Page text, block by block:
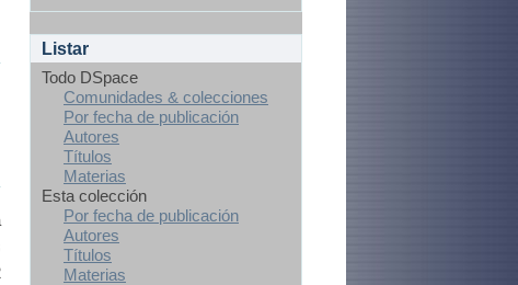
Listar
Todo DSpace
Comunidades & colecciones
Por fecha de publicación
Autores
Títulos
Materias
Esta colección
Por fecha de publicación
Autores
Títulos
Materias